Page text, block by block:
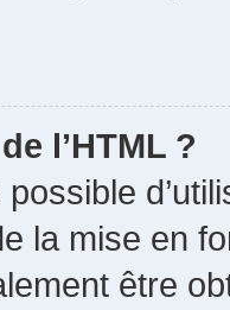
l’HTML ?
possible
la mise en
être